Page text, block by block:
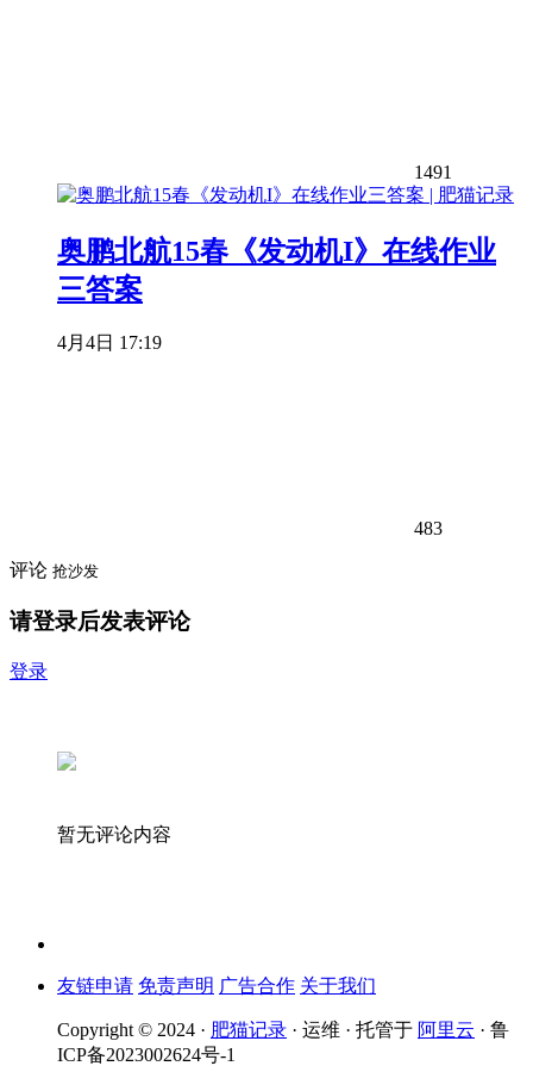
1491
奥鹏北航15春《发动机I》在线作业
三答案
4月4日 17:19
483
评论 抢沙发
请登录后发表评论
登录
暂无评论内容
友链申请 免责声明 广告合作 关于我们
Copyright © 2024 · 肥猫记录 · 运维 · 托管于 阿里云 · 鲁
ICP备2023002624号-1